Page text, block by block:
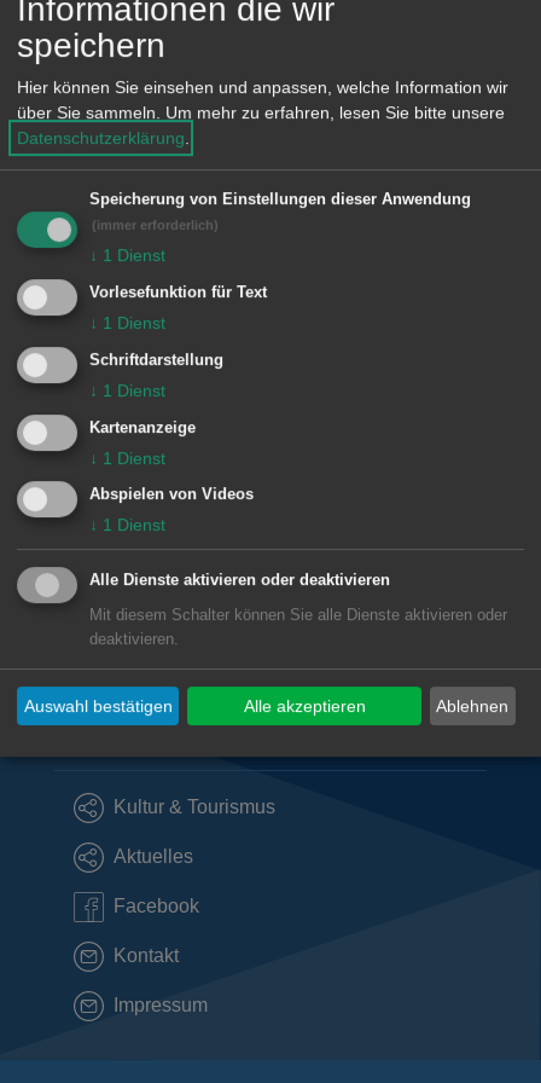
n
E
Evangelische Kirche Fachsenfeld
Keine weiteren Einträge vorhanden.
Unsere Anschrift
Evangelische Kirche Fachsenfeld
73434Aalen-Fachsenfeld
Subwebs
Kultur & Tourismus
Aktuelles
Facebook
Kontakt
Impressum
Informationen die wir
speichern
Hier können Sie einsehen und anpassen, welche Information wir
über Sie sammeln. Um mehr zu erfahren, lesen Sie bitte unsere
Datenschutzerklärung.
Speicherung von Einstellungen dieser Anwendung
(immer erforderlich)
↓ 1 Dienst
Vorlesefunktion für Text
↓ 1 Dienst
Schriftdarstellung
↓ 1 Dienst
Kartenanzeige
↓ 1 Dienst
Abspielen von Videos
↓ 1 Dienst
Alle Dienste aktivieren oder deaktivieren
Mit diesem Schalter können Sie alle Dienste aktivieren oder
deaktivieren.
Ablehnen
Auswahl bestätigen Alle akzeptieren